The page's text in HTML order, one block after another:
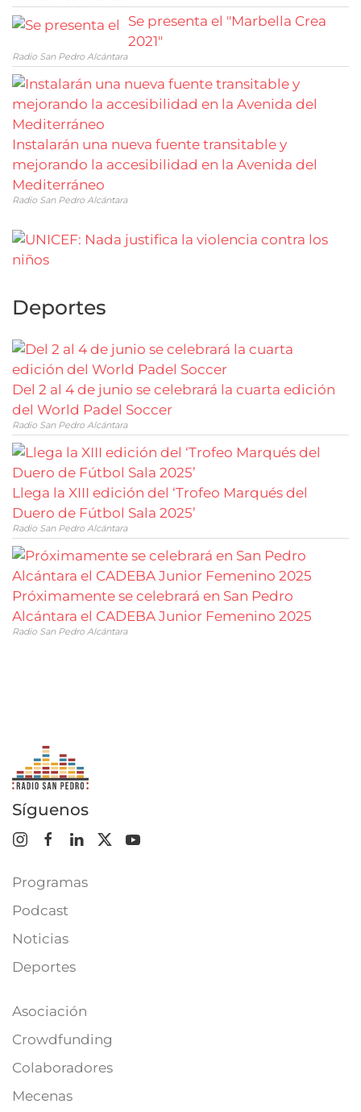
Se presenta el "Marbella Crea
2021"
Radio San Pedro Alcántara
Instalarán una nueva fuente transitable y
mejorando la accesibilidad en la Avenida del
Mediterráneo
Radio San Pedro Alcántara
Deportes
Del 2 al 4 de junio se celebrará la cuarta edición
del World Padel Soccer
Radio San Pedro Alcántara
Llega la XIII edición del ‘Trofeo Marqués del
Duero de Fútbol Sala 2025’
Radio San Pedro Alcántara
Próximamente se celebrará en San Pedro
Alcántara el CADEBA Junior Femenino 2025
Radio San Pedro Alcántara
Síguenos
Programas
Podcast
Noticias
Deportes
Asociación
Crowdfunding
Colaboradores
Mecenas